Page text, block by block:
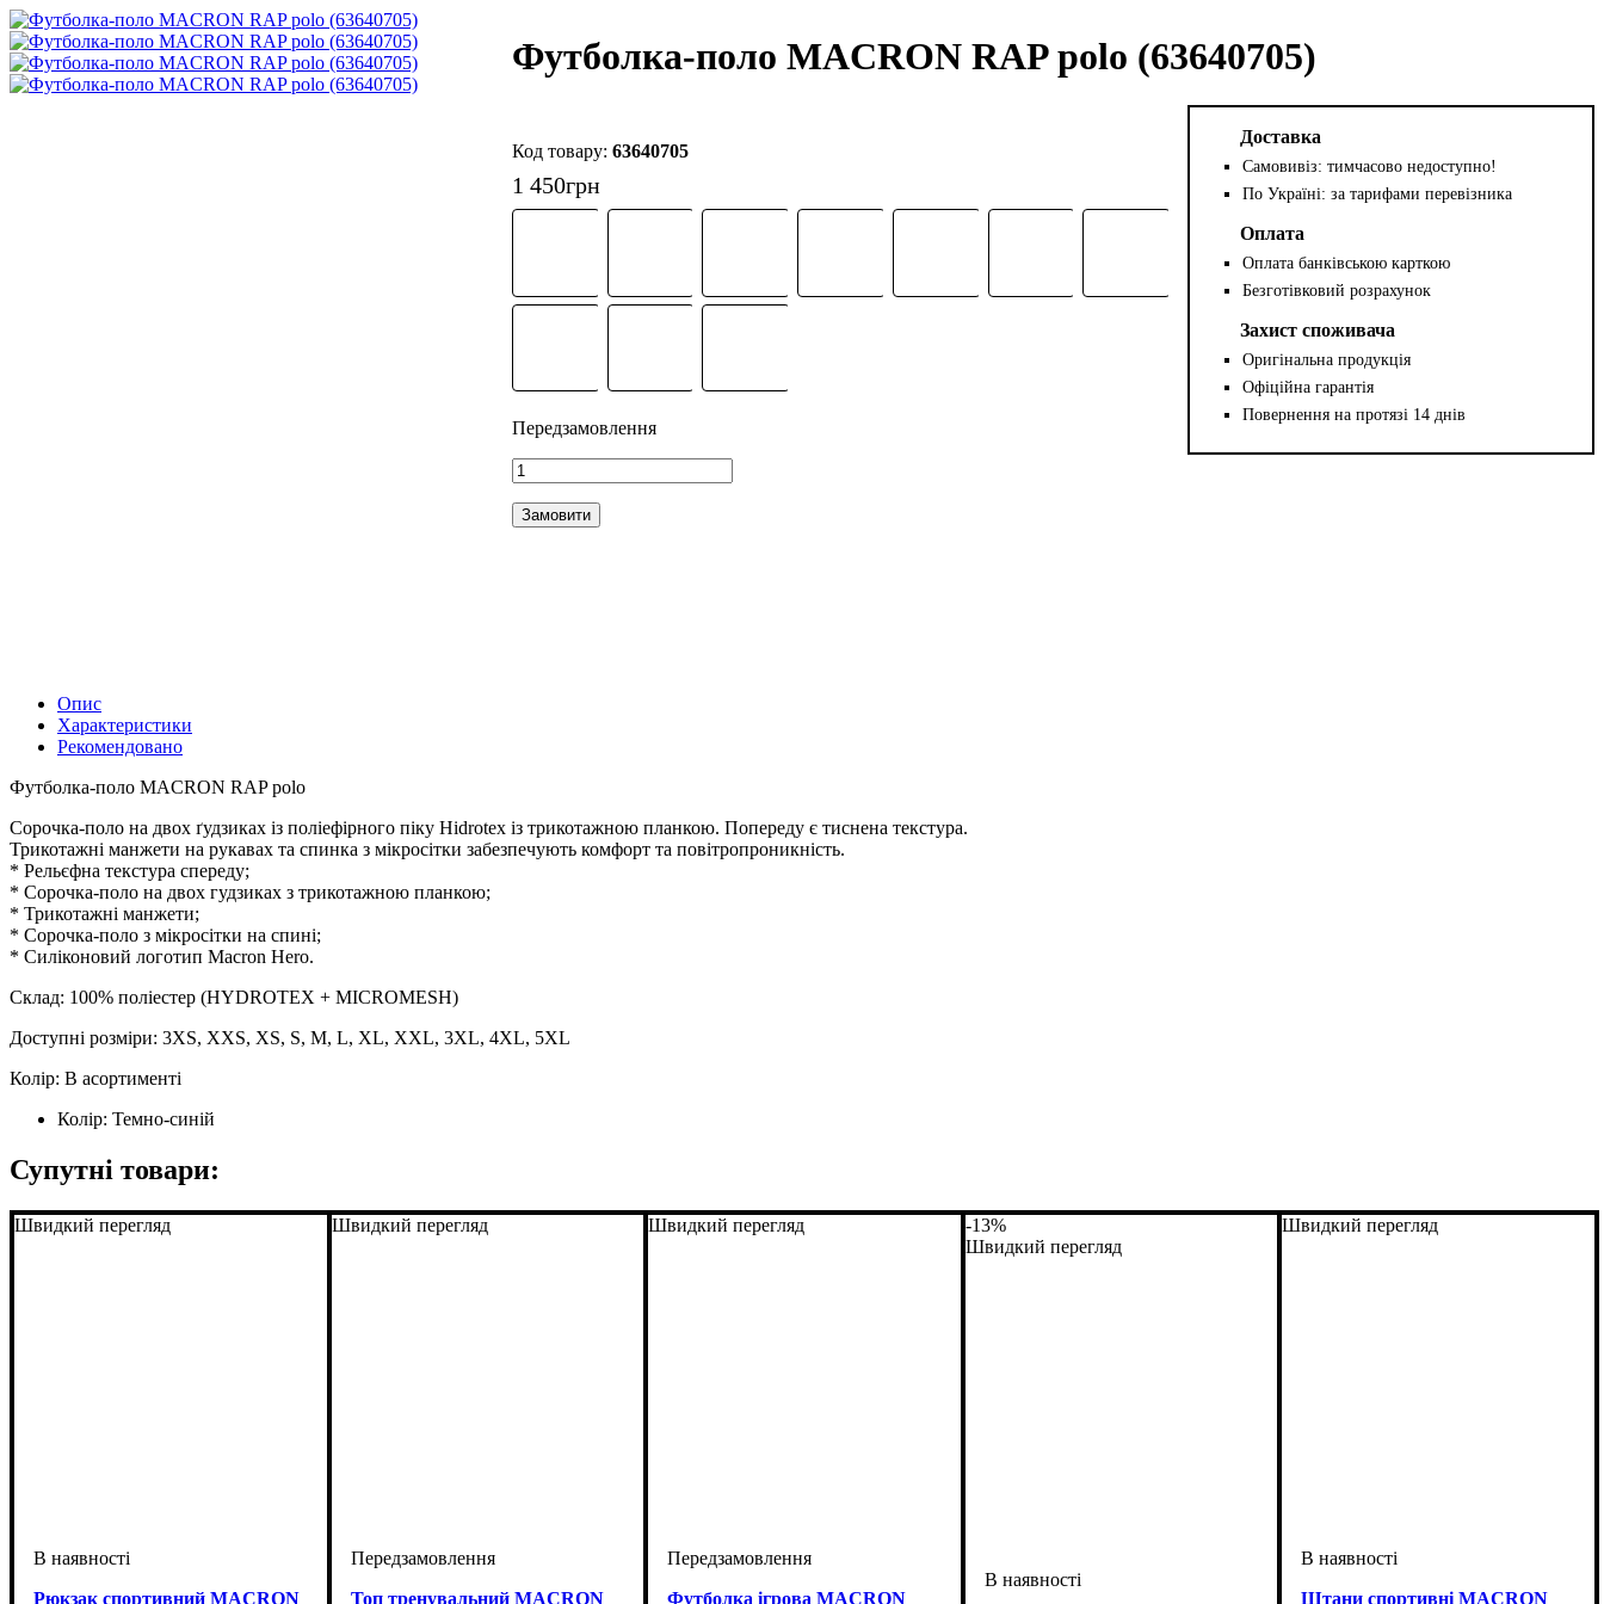
Футболка-поло MACRON RAP polo (63640705)
63640705
1 450грн
Замовити
Доставка
Самовивіз: тимчасово недоступно!
По Україні: за тарифами перевізника
Оплата
Оплата банківською карткою
Безготівковий розрахунок
Захист споживача
Оригінальна продукція
Офіційна гарантія
Повернення на протязі 14 днів
Опис
Характеристики
Рекомендовано
Футболка-поло MACRON RAP polo
Сорочка-поло на двох ґудзиках із поліефірного піку Hidrotex із трикотажною планкою. Попереду є тиснена текстура.
Трикотажні манжети на рукавах та спинка з мікросітки забезпечують комфорт та повітропроникність.
* Рельєфна текстура спереду;
* Сорочка-поло на двох гудзиках з трикотажною планкою;
* Трикотажні манжети;
* Сорочка-поло з мікросітки на спині;
* Силіконовий логотип Macron Hero.
Склад: 100% поліестер (HYDROTEX + MICROMESH)
Доступні розміри: 3XS, XXS, XS, S, M, L, XL, XXL, 3XL, 4XL, 5XL
Колір: В асортименті
Колір: Темно-синій
Супутні товари:
Швидкий перегляд
Рюкзак спортивний MACRON
Швидкий перегляд
Топ тренувальний MACRON
Швидкий перегляд
Футболка ігрова MACRON
-13%
Швидкий перегляд
Швидкий перегляд
Штани спортивні MACRON